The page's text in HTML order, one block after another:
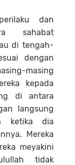
dan
sahabat
di tengah-
dengan
masing
kepada
di antara
langsung
ketika dia
Mereka
meyakini
tidak